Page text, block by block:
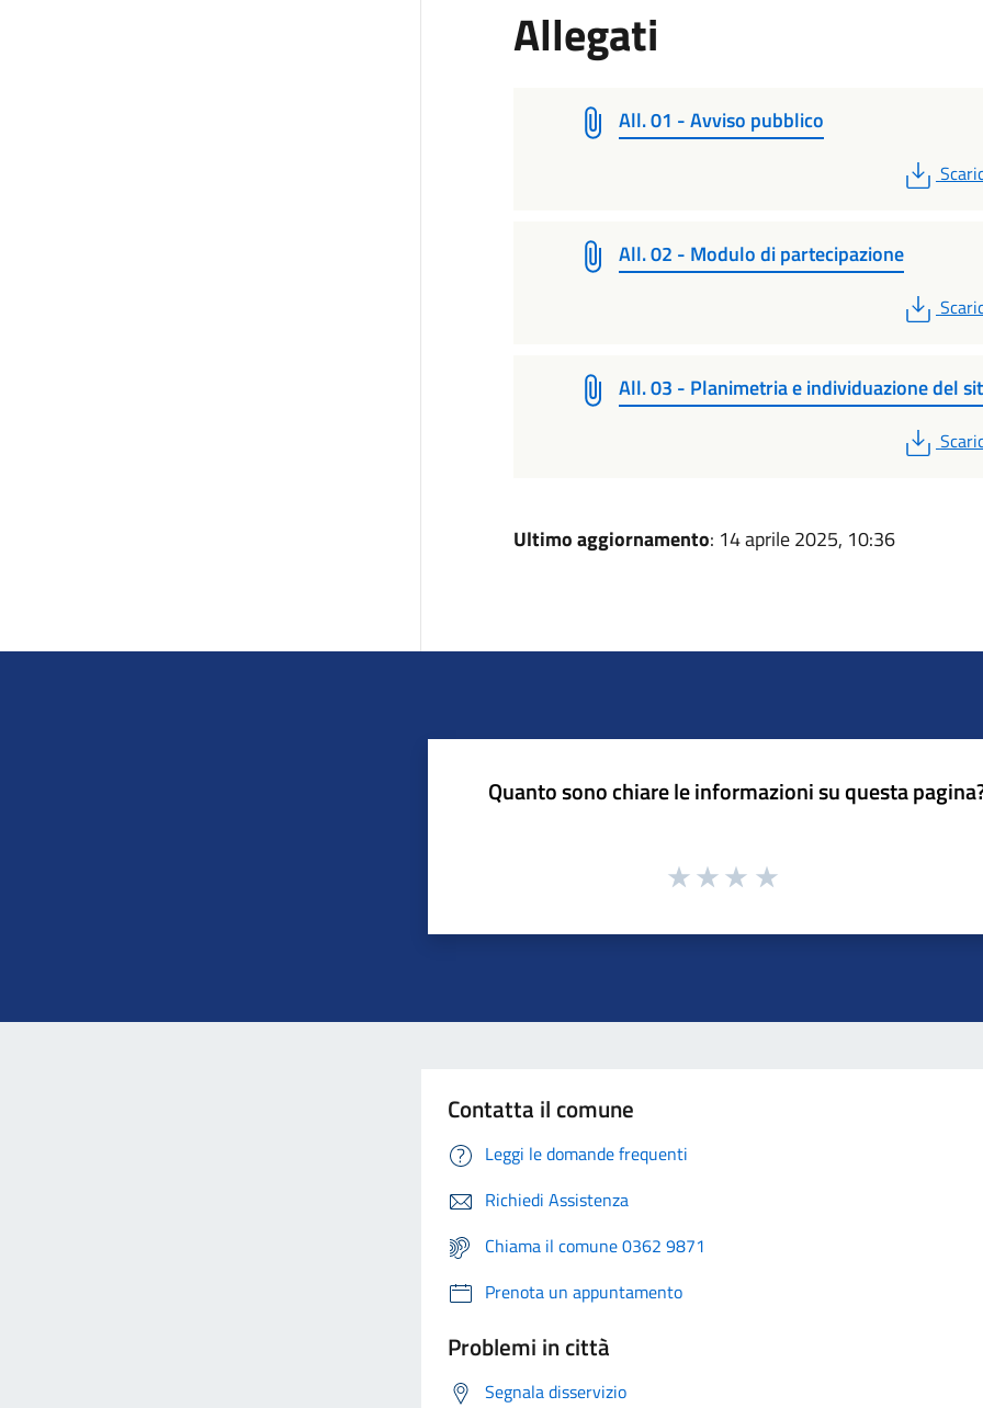
Allegati
All. 01 - Avviso pubblico
PDF
All. 02 - Modulo di partecipazione
PDF
All. 03 - Planimetria e individuazione del
PDF
Ultimo aggiornamento: 14 aprile 2025, 10:36
Quanto sono chiare le informazioni su questa
Contatta il comune
Leggi le domande frequenti
Richiedi Assistenza
Chiama il comune 0362 9871
Prenota un appuntamento
Problemi in città
Segnala disservizio